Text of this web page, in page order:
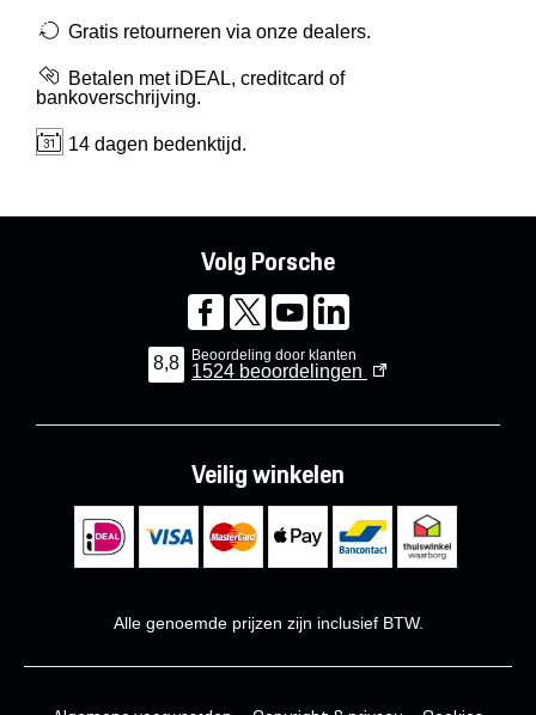
Gratis retourneren via onze dealers.
Betalen met iDEAL, creditcard of
bankoverschrijving.
14 dagen bedenktijd.
Volg Porsche
8,8 Beoordeling door klanten
1524 beoordelingen
Veilig winkelen
Alle genoemde prijzen zijn inclusief BTW.